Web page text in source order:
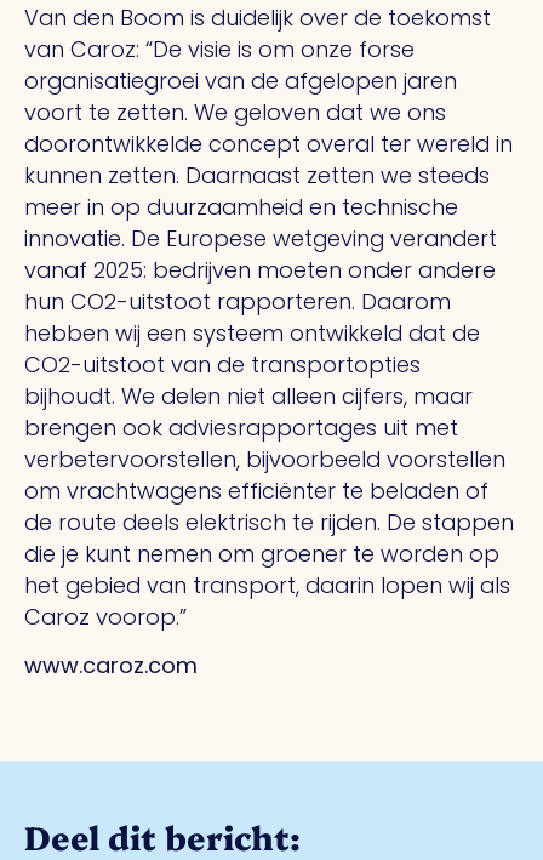
Van den Boom is duidelijk over de toekomst
van Caroz: “De visie is om onze forse
organisatiegroei van de afgelopen jaren
voort te zetten. We geloven dat we ons
doorontwikkelde concept overal ter wereld in
kunnen zetten. Daarnaast zetten we steeds
meer in op duurzaamheid en technische
innovatie. De Europese wetgeving verandert
vanaf 2025: bedrijven moeten onder andere
hun CO2-uitstoot rapporteren. Daarom
hebben wij een systeem ontwikkeld dat de
CO2-uitstoot van de transportopties
bijhoudt. We delen niet alleen cijfers, maar
brengen ook adviesrapportages uit met
verbetervoorstellen, bijvoorbeeld voorstellen
om vrachtwagens efficiënter te beladen of
de route deels elektrisch te rijden. De stappen
die je kunt nemen om groener te worden op
het gebied van transport, daarin lopen wij als
Caroz voorop.”
www.caroz.com
Deel dit bericht: